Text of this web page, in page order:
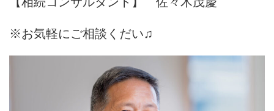
※お気軽にご相談くだい♫